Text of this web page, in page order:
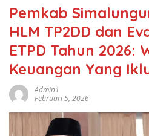
Pemkab
HLM TP2DD dan
ETPD Tahun 2026:
Keuangan Yang
Admin1
Februari 5, 2026